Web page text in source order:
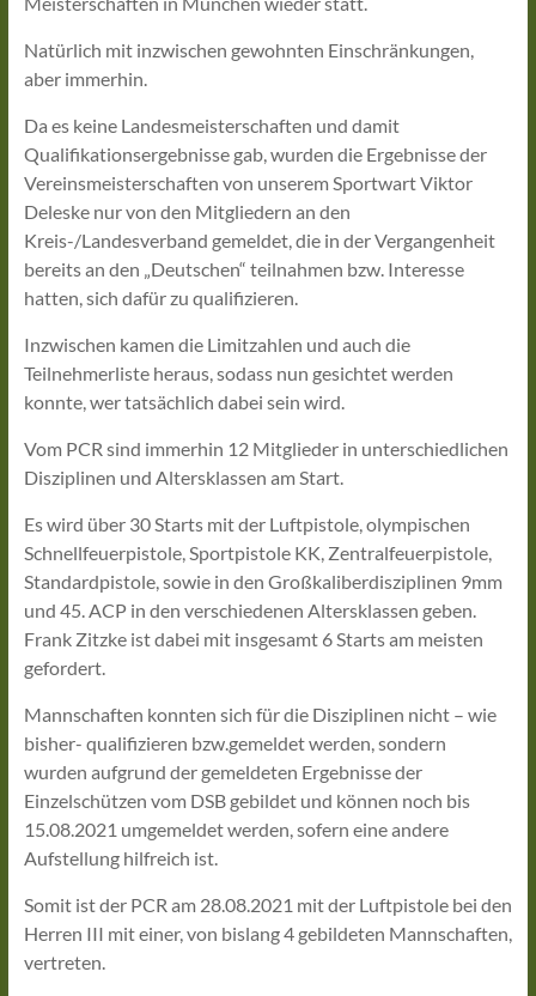
Natürlich mit inzwischen gewohnten Einschränkungen,
aber immerhin.
Da es keine Landesmeisterschaften und damit
Qualifikationsergebnisse gab, wurden die Ergebnisse der
Vereinsmeisterschaften von unserem Sportwart Viktor
Deleske nur von den Mitgliedern an den
Kreis-/Landesverband gemeldet, die in der Vergangenheit
bereits an den „Deutschen“ teilnahmen bzw. Interesse
hatten, sich dafür zu qualifizieren.
Inzwischen kamen die Limitzahlen und auch die
Teilnehmerliste heraus, sodass nun gesichtet werden
konnte, wer tatsächlich dabei sein wird.
Vom PCR sind immerhin 12 Mitglieder in unterschiedlichen
Disziplinen und Altersklassen am Start.
Es wird über 30 Starts mit der Luftpistole, olympischen
Schnellfeuerpistole, Sportpistole KK, Zentralfeuerpistole,
Standardpistole, sowie in den Großkaliberdisziplinen 9mm
und 45. ACP in den verschiedenen Altersklassen geben.
Frank Zitzke ist dabei mit insgesamt 6 Starts am meisten
gefordert.
Mannschaften konnten sich für die Disziplinen nicht – wie
bisher- qualifizieren bzw.gemeldet werden, sondern
wurden aufgrund der gemeldeten Ergebnisse der
Einzelschützen vom DSB gebildet und können noch bis
15.08.2021 umgemeldet werden, sofern eine andere
Aufstellung hilfreich ist.
Somit ist der PCR am 28.08.2021 mit der Luftpistole bei den
Herren III mit einer, von bislang 4 gebildeten Mannschaften,
vertreten.